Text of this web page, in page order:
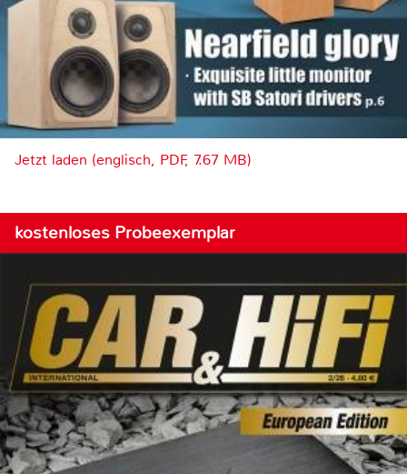
Jetzt laden (englisch, PDF, 7.67 MB)
kostenloses Probeexemplar